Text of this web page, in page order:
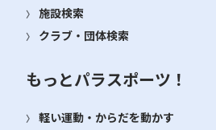
施設検索
クラブ・団体検索
もっとパラスポーツ！
軽い運動・からだを動かす